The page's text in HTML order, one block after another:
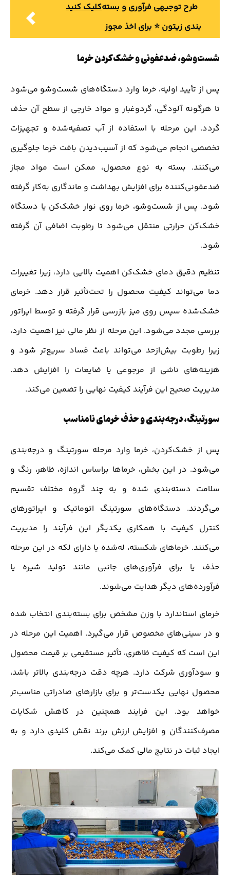
کلیک کنیدطرح توجیهی فرآوری و بسته
بندی زیتون ⭐️ برای اخذ مجوز
شست‌وشو، ضدعفونی و خشک‌کردن خرما
پس از تأیید اولیه، خرما وارد دستگاه‌های شست‌وشو می‌شود
تا هرگونه آلودگی، گردوغبار و مواد خارجی از سطح آن حذف
گردد. این مرحله با استفاده از آب تصفیه‌شده و تجهیزات
تخصصی انجام می‌شود که از آسیب‌دیدن بافت خرما جلوگیری
می‌کنند. بسته به نوع محصول، ممکن است مواد مجاز
ضدعفونی‌کننده برای افزایش بهداشت و ماندگاری به‌کار گرفته
شود. پس از شست‌وشو، خرما روی نوار خشک‌کن یا دستگاه
خشک‌کن حرارتی منتقل می‌شود تا رطوبت اضافی آن گرفته
شود.
تنظیم دقیق دمای خشک‌کن اهمیت بالایی دارد، زیرا تغییرات
دما می‌تواند کیفیت محصول را تحت‌تأثیر قرار دهد. خرمای
خشک‌شده سپس روی میز بازرسی قرار گرفته و توسط اپراتور
بررسی مجدد می‌شود. این مرحله از نظر مالی نیز اهمیت دارد،
زیرا رطوبت بیش‌ازحد می‌تواند باعث فساد سریع‌تر شود و
هزینه‌های ناشی از مرجوعی یا ضایعات را افزایش دهد.
مدیریت صحیح این فرآیند کیفیت نهایی را تضمین می‌کند.
سورتینگ، درجه‌بندی و حذف خرمای نامناسب
پس از خشک‌کردن، خرما وارد مرحله سورتینگ و درجه‌بندی
می‌شود. در این بخش، خرماها براساس اندازه، ظاهر، رنگ و
سلامت دسته‌بندی شده و به چند گروه مختلف تقسیم
می‌گردند. دستگاه‌های سورتینگ اتوماتیک و اپراتورهای
کنترل کیفیت با همکاری یکدیگر این فرآیند را مدیریت
می‌کنند. خرماهای شکسته، له‌شده یا دارای لکه در این مرحله
حذف یا برای فرآوری‌های جانبی مانند تولید شیره یا
فرآورده‌های دیگر هدایت می‌شوند.
خرمای استاندارد با وزن مشخص برای بسته‌بندی انتخاب شده
و در سینی‌های مخصوص قرار می‌گیرد. اهمیت این مرحله در
این است که کیفیت ظاهری، تأثیر مستقیمی بر قیمت محصول
و سودآوری شرکت دارد. هرچه دقت درجه‌بندی بالاتر باشد،
محصول نهایی یکدست‌تر و برای بازارهای صادراتی مناسب‌تر
خواهد بود. این فرایند همچنین در کاهش شکایات
مصرف‌کنندگان و افزایش ارزش برند نقش کلیدی دارد و به
ایجاد ثبات در نتایج مالی کمک می‌کند.